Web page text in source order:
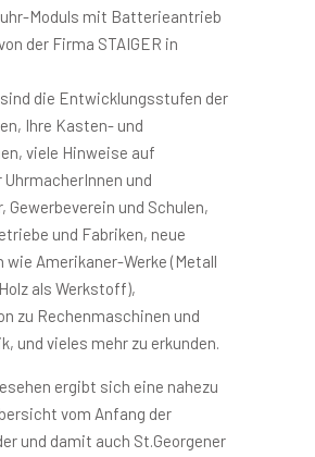
Moduls mit Batterieantrieb
der Firma STAIGER in
die Entwicklungsstufen der
Ihre Kasten- und
viele Hinweise auf
UhrmacherInnen und
Gewerbeverein und Schulen,
und Fabriken, neue
wie Amerikaner-Werke (Metall
als Werkstoff),
zu Rechenmaschinen und
und vieles mehr zu erkunden.
ergibt sich eine nahezu
vom Anfang der
und damit auch St.Georgener